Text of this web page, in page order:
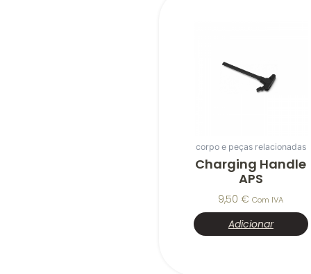
corpo e peças relacionadas
Charging Handle
APS
9,50€ Com IVA
Adicionar